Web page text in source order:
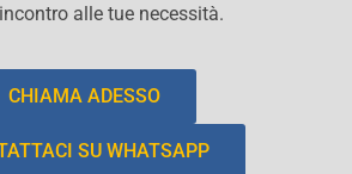
alle tue necessità.
CHIAMA ADESSO
SU WHATSAPP